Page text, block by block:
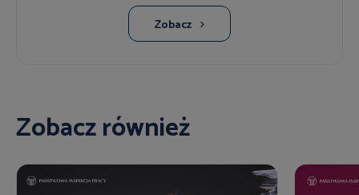
Zobacz
Zobacz również